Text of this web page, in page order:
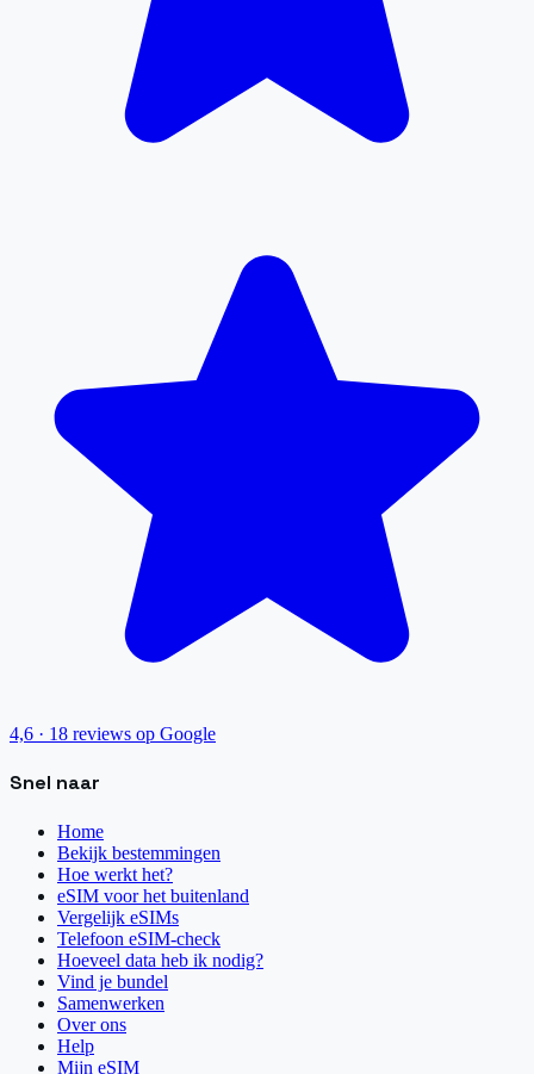
4,6 · 18 reviews op Google
Snel naar
Home
Bekijk bestemmingen
Hoe werkt het?
eSIM voor het buitenland
Vergelijk eSIMs
Telefoon eSIM-check
Hoeveel data heb ik nodig?
Vind je bundel
Samenwerken
Over ons
Help
Mijn eSIM